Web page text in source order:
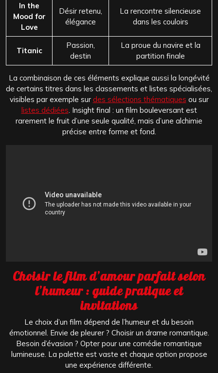
In the
Mood for
Love
Désir retenu,
élégance
La rencontre silencieuse
dans les couloirs
Titanic
Passion,
destin
La proue du navire et la
partition finale
La combinaison de ces éléments explique aussi la longévité
de certains titres dans les classements et listes spécialisées,
visibles par exemple sur des sélections thématiques ou sur
listes dédiées. Insight final : un film bouleversant est
rarement le fruit d’une seule qualité, mais d’une alchimie
précise entre forme et fond.
Choisir le film d’amour parfait selon
l’humeur : guide pratique et
invitations
Le choix d’un film dépend de l’humeur et du besoin
émotionnel. Envie de pleurer ? Choisir un drame romantique.
Besoin d’évasion ? Opter pour une comédie romantique
lumineuse. La palette est vaste et chaque option propose
une expérience différente.